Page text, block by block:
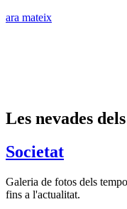
ara mateix
Les nevades
Societat
Galeria de fotos dels
fins a l'actualitat.